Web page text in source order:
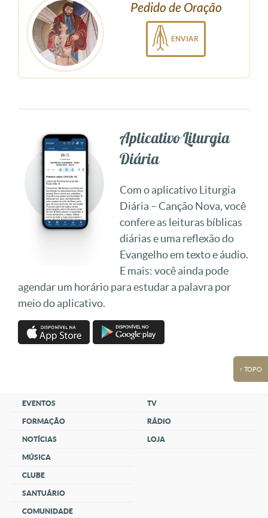
Pedido de Oração
ENVIAR
Aplicativo Liturgia
Diária
Com o aplicativo Liturgia
Diária – Canção Nova, você
confere as leituras bíblicas
diárias e uma reflexão do
Evangelho em texto e áudio.
E mais: você ainda pode
agendar um horário para estudar a palavra por
meio do aplicativo.
↑ TOPO
EVENTOS
FORMAÇÃO
NOTÍCIAS
MÚSICA
CLUBE
SANTUÁRIO
COMUNIDADE
TV
RÁDIO
LOJA